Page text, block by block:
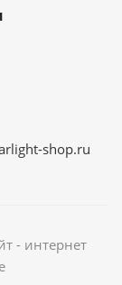
shop.ru
- интернет